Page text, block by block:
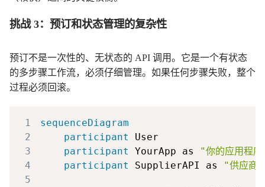
挑战 3：预订和状态管理的复杂性
预订不是一次性的、无状态的 API 调用。它是一个有状态
的多步骤工作流，必须仔细管理。如果任何步骤失败，整个
过程必须回滚。
1
sequenceDiagram
2
participant
3
participant YourApp as
"你的应用程
4
participant SupplierAPI as
"供应商
5